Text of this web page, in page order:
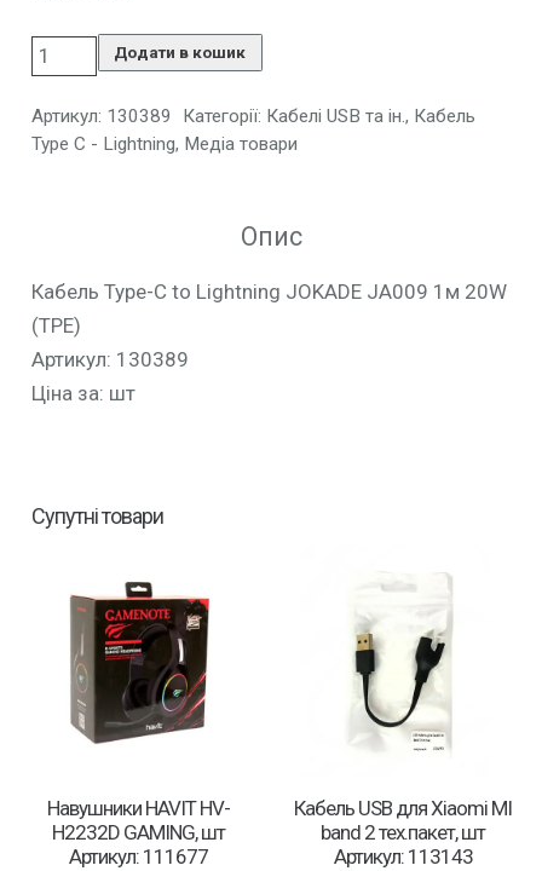
Додати в кошик
Артикул: 130389 Категорії: Кабелі USB та ін., Кабель
Type C - Lightning, Медіа товари
Опис
Кабель Type-C to Lightning JOKADE JA009 1м 20W
(TPE)
Артикул: 130389
Ціна за: шт
Супутні товари
Навушники HAVIT HV-
H2232D GAMING, шт
Артикул: 111677
Кабель USB для Xiaomi MI
band 2 тех.пакет, шт
Артикул: 113143